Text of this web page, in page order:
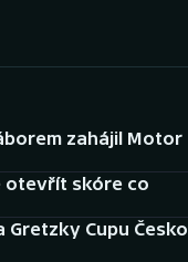
zahájil Motor
otevřít skóre co
Gretzky Cupu Česko